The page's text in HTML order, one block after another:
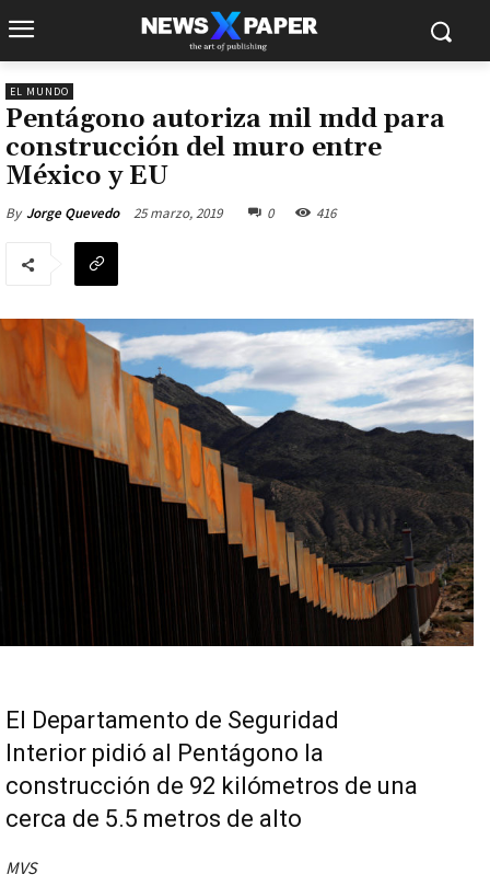
EL MUNDO
Pentágono autoriza mil mdd para
construcción del muro entre
México y EU
By Jorge Quevedo 25 marzo, 2019 0 416
El Departamento de Seguridad
Interior pidió al Pentágono la
construcción de 92 kilómetros de una
cerca de 5.5 metros de alto
MVS